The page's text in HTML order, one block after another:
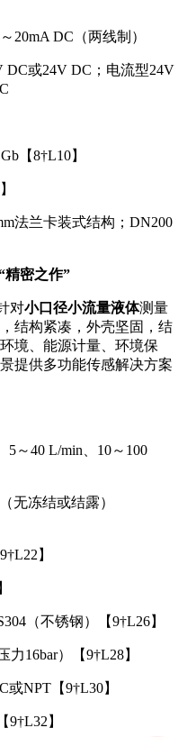
20mA DC（两线制）
DC或24V DC；电流型24V
【8†L10】
法兰卡装式结构；DN200
密之作”
对小口径小流量液体测量
结构紧凑，外壳坚固，结
境、能源计量、环境保
提供多功能传感解决方案
5～40 L/min、10～100
无冻结或结露）
】
（不锈钢）【9†L26】
力16bar）【9†L28】
NPT【9†L30】
9†L32】